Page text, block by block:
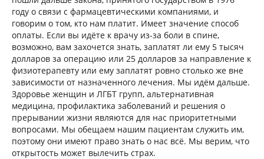
году о связи с фармацевтическими компаниями, и
говорим о том, кто нам платит. Имеет значение способ
оплаты. Если вы идёте к врачу из-за боли в спине,
возможно, вам захочется знать, заплатят ли ему 5 тысяч
долларов за операцию или 25 долларов за направление к
физиотерапевту или ему заплатят ровно столько же вне
зависимости от назначенного лечения. Мы идём дальше.
Здоровье женщин и ЛГБТ групп, альтернативная
медицина, профилактика заболеваний и решения о
прерывании жизни являются для нас приоритетными
вопросами. Мы обещаем нашим пациентам служить им,
поэтому они имеют право знать о нас всё. Мы верим, что
открытость может вылечить страх.